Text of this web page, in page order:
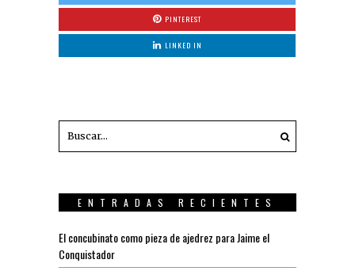
PINTEREST
LINKED IN
ENTRADAS RECIENTES
El concubinato como pieza de ajedrez para Jaime el
Conquistador